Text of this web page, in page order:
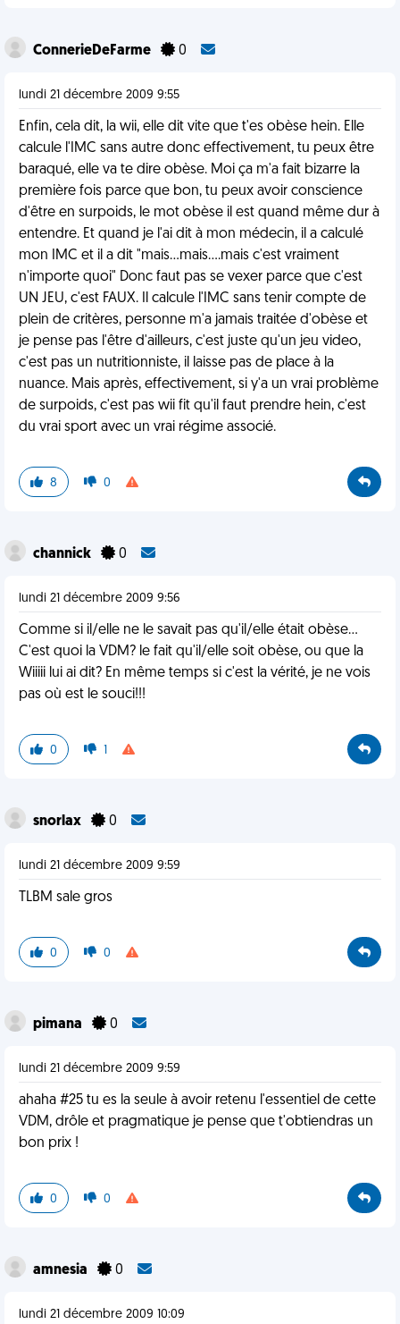
ConnerieDeFarme 0
lundi 21 décembre 2009 9:55
Enfin, cela dit, la wii, elle dit vite que t'es obèse hein. Elle
calcule l'IMC sans autre donc effectivement, tu peux être
baraqué, elle va te dire obèse. Moi ça m'a fait bizarre la
première fois parce que bon, tu peux avoir conscience
d'être en surpoids, le mot obèse il est quand même dur à
entendre. Et quand je l'ai dit à mon médecin, il a calculé
mon IMC et il a dit "mais...mais....mais c'est vraiment
n'importe quoi" Donc faut pas se vexer parce que c'est
UN JEU, c'est FAUX. Il calcule l'IMC sans tenir compte de
plein de critères, personne m'a jamais traitée d'obèse et
je pense pas l'être d'ailleurs, c'est juste qu'un jeu video,
c'est pas un nutritionniste, il laisse pas de place à la
nuance. Mais après, effectivement, si y'a un vrai problème
de surpoids, c'est pas wii fit qu'il faut prendre hein, c'est
du vrai sport avec un vrai régime associé.
8 0
channick 0
lundi 21 décembre 2009 9:56
Comme si il/elle ne le savait pas qu'il/elle était obèse...
C'est quoi la VDM? le fait qu'il/elle soit obèse, ou que la
Wiiiii lui ai dit? En même temps si c'est la vérité, je ne vois
pas où est le souci!!!
0 1
snorlax 0
lundi 21 décembre 2009 9:59
TLBM sale gros
0 0
pimana 0
lundi 21 décembre 2009 9:59
ahaha #25 tu es la seule à avoir retenu l'essentiel de cette
VDM, drôle et pragmatique je pense que t'obtiendras un
bon prix !
0 0
amnesia 0
lundi 21 décembre 2009 10:09